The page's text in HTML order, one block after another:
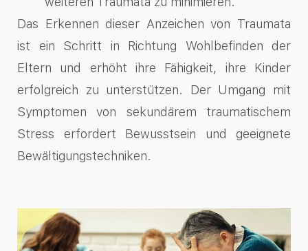
Das Erkennen dieser Anzeichen von Traumata
ist ein Schritt in Richtung Wohlbefinden der
Eltern und erhöht ihre Fähigkeit, ihre Kinder
erfolgreich zu unterstützen. Der Umgang mit
Symptomen von sekundärem traumatischem
Stress erfordert Bewusstsein und geeignete
Bewältigungstechniken.